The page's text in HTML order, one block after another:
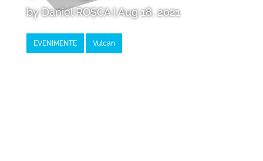
byDaniel ROȘCA|Aug 18, 2021
EVENIMENTE Vulcan